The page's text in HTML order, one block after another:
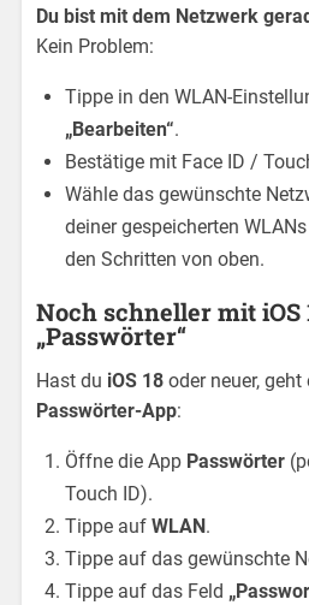
Du bist mit dem Netzwerk
Kein Problem:
Tippe in den WLAN-
„Bearbeiten“.
Bestätige mit Face ID /
Wähle das gewünschte
deiner gespeicherten
den Schritten von oben.
Noch schneller mit iOS
„Passwörter“
Hast du iOS 18 oder neuer,
Passwörter-App:
Öffne die App Passwörter
Touch ID).
Tippe aufWLAN .
Tippe auf das gewünschte
Tippe auf das Feld